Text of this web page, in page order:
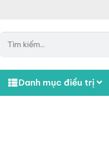
Danh mục điều trị